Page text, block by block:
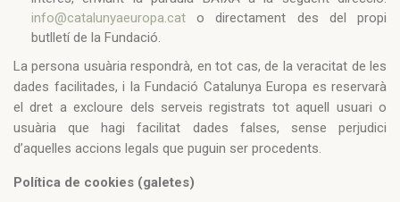
info@catalunyaeuropa.cat o directament des del propi
butlletí de la Fundació.
La persona usuària respondrà, en tot cas, de la veracitat de les
dades facilitades, i la Fundació Catalunya Europa es reservarà
el dret a excloure dels serveis registrats tot aquell usuari o
usuària que hagi facilitat dades falses, sense perjudici
d’aquelles accions legals que puguin ser procedents.
Política de cookies (galetes)